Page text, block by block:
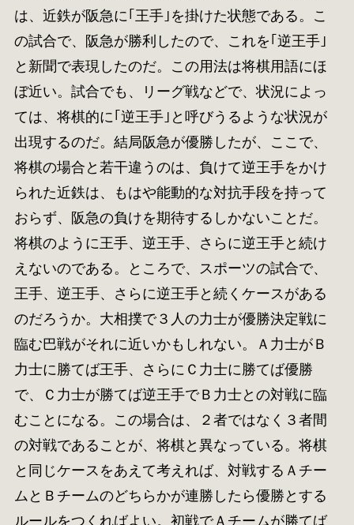
は、近鉄が阪急に｢王手｣を掛けた状態である。こ
の試合で、阪急が勝利したので、これを｢逆王手｣
と新聞で表現したのだ。この用法は将棋用語にほ
ぼ近い。試合でも、リーグ戦などで、状況によっ
ては、将棋的に｢逆王手｣と呼びうるような状況が
出現するのだ。結局阪急が優勝したが、ここで、
将棋の場合と若干違うのは、負けて逆王手をかけ
られた近鉄は、もはや能動的な対抗手段を持って
おらず、阪急の負けを期待するしかないことだ。
将棋のように王手、逆王手、さらに逆王手と続け
えないのである。ところで、スポーツの試合で、
王手、逆王手、さらに逆王手と続くケースがある
のだろうか。大相撲で３人の力士が優勝決定戦に
臨む巴戦がそれに近いかもしれない。Ａ力士がＢ
力士に勝てば王手、さらにＣ力士に勝てば優勝
で、Ｃ力士が勝てば逆王手でＢ力士との対戦に臨
むことになる。この場合は、２者ではなく３者間
の対戦であることが、将棋と異なっている。将棋
と同じケースをあえて考えれば、対戦するＡチー
ムとＢチームのどちらかが連勝したら優勝とする
ルールをつくればよい。初戦でＡチームが勝てば